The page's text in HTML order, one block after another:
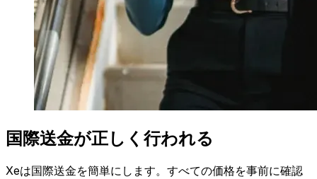
国際送金が正しく行われる
Xeは国際送金を簡単にします。すべての価格を事前に確認